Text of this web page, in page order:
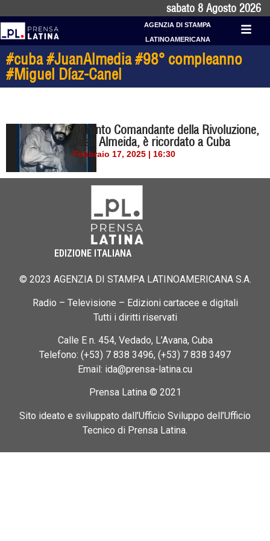
sabato 8 Agosto 2026
AGENZIA DI STAMPA
LATINOAMERICANA
#cuba #JuanAlmedia #98° compleanno
#Miguel Díaz-Canel
Defunto Comandante della Rivoluzione,
Juan Almeida, è ricordato a Cuba
Febbraio 17, 2025 | 16:30
EDIZIONE ITALIANA
© 2023 AGENZIA DI STAMPA LATINOAMERICANA S.A.
Radio – Televisione – Edizioni cartacee e digitali
Tutti i diritti riservati
Calle E n. 454, Vedado, L’Avana, Cuba
Telefono: (+53) 7 838 3496, (+53) 7 838 3497
Email: ida@prensa-latina.cu
Prensa Latina © 2021
Sito ideato e sviluppato dall’Ufficio Sviluppo dell’Ufficio
Tecnico di Prensa Latina.